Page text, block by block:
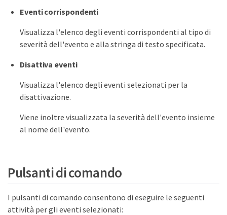
Eventi corrispondenti
Visualizza l'elenco degli eventi corrispondenti al tipo di
severità dell'evento e alla stringa di testo specificata.
Disattiva eventi
Visualizza l'elenco degli eventi selezionati per la
disattivazione.
Viene inoltre visualizzata la severità dell'evento insieme
al nome dell'evento.
Pulsanti di comando
I pulsanti di comando consentono di eseguire le seguenti
attività per gli eventi selezionati: